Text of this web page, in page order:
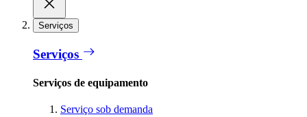
Serviços
Serviços
Serviços de equipamento
Serviço sob demanda